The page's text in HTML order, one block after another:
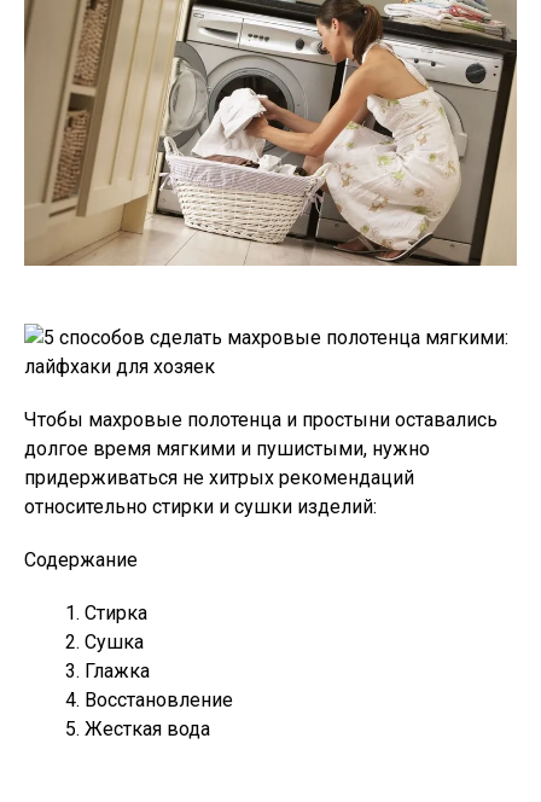
Чтобы махровые полотенца и простыни оставались
долгое время мягкими и пушистыми, нужно
придерживаться не хитрых рекомендаций
относительно стирки и сушки изделий:
Содержание
Стирка
Сушка
Глажка
Восстановление
Жесткая вода